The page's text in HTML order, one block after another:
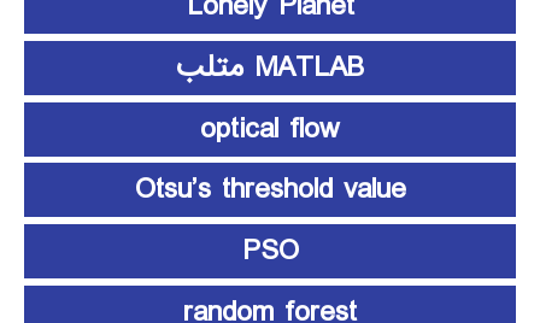
MATLAB متلب
optical flow
Otsu’s threshold value
PSO
random forest